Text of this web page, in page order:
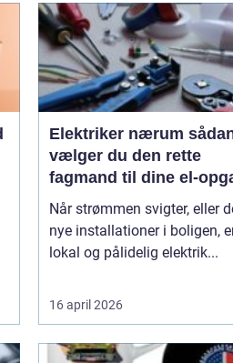
Elektriker nærum sådan
vælger du den rette
fagmand til dine el-
Når strømmen svigter, eller
nye installationer i boligen,
lokal og pålidelig elektrik...
16 april 2026